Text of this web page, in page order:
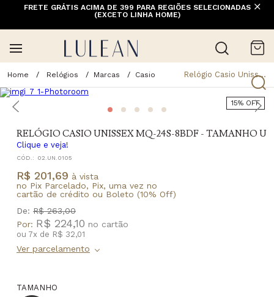
FRETE GRÁTIS ACIMA DE 399 PARA REGIÕES SELECIONADAS
(EXCETO LINHA HOME)
Relógios Marcas Casio Relógio Casio Unissex Mq-24s-8bdf - Tamanho U
15% OFF
RELÓGIO CASIO UNISSEX MQ-24S-8BDF - TAMANHO U
Clique e veja!
CÓD.: 02.UN.0105
R$ 201,69 à vista
no Pix Parcelado, Pix, uma vez no
cartão de crédito ou Boleto (10% Off)
De: R$ 263,00
Por: R$ 224,10
ou 7x de R$ 32,01
TAMANHO